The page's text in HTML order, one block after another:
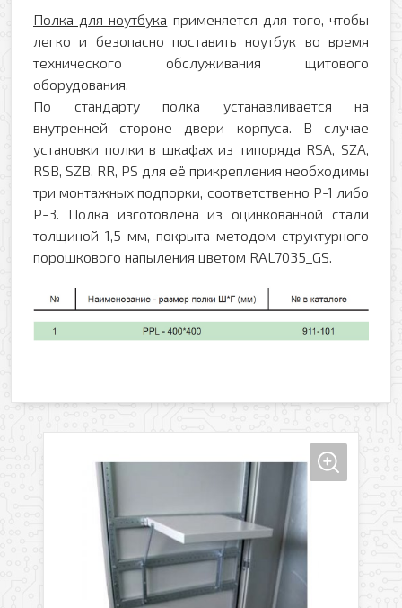
Полка для ноутбука применяется для того, чтобы
легко и безопасно поставить ноутбук во время
технического обслуживания щитового
оборудования.
По стандарту полка устанавливается на
внутренней стороне двери корпуса. В случае
установки полки в шкафах из типоряда RSA, SZA,
RSB, SZB, RR, PS для её прикрепления необходимы
три монтажных подпорки, соответственно Р-1 либо
Р-3. Полка изготовлена из оцинкованной стали
толщиной 1,5 мм, покрыта методом структурного
порошкового напыления цветом RAL7035_GS.
Заказать обратный звонок
Ваше имя
Ваш телефон
Оформить заявку
Ваше имя
Ваш телефон
Ваш e-mail
Прикрепить файл
Комментарий к заказу